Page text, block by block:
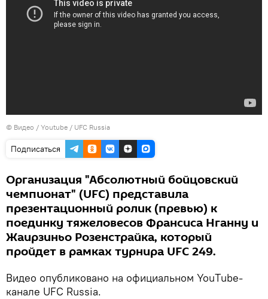
© Видео / Youtube / UFC Russia
Подписаться
Организация "Абсолютный бойцовский
чемпионат" (UFC) представила
презентационный ролик (превью) к
поединку тяжеловесов Франсиса Нганну и
Жаирзиньо Розенстрайка, который
пройдет в рамках турнира UFC 249.
Видео опубликовано на официальном YouТube-
канале UFC Russia.